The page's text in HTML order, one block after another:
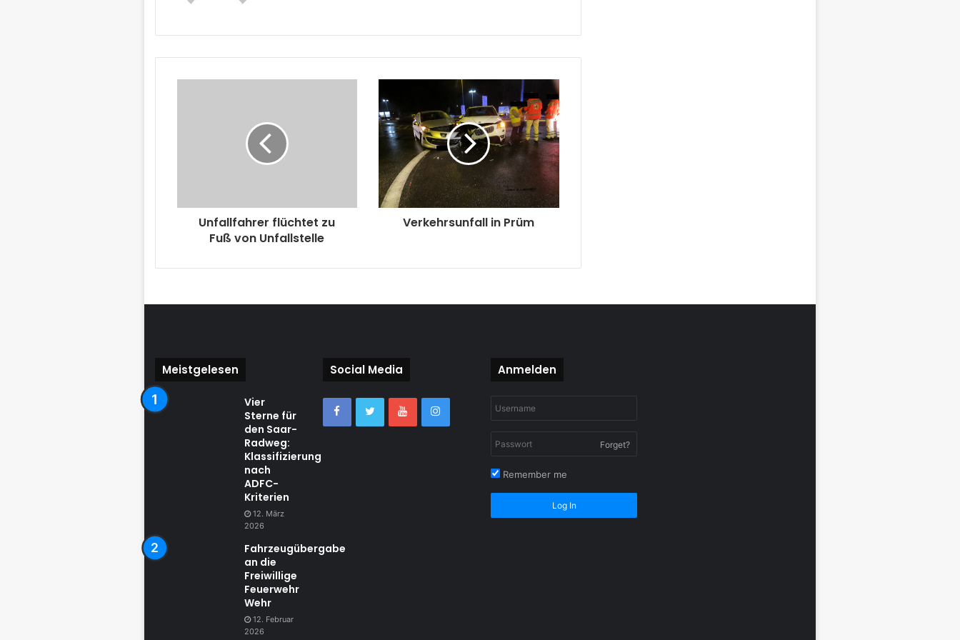
Unfallfahrer flüchtet zu
Fuß von Unfallstelle
Verkehrsunfall in Prüm
Meistgelesen
Vier
Sterne für
den Saar-
Radweg:
Klassifizierung
nach
ADFC-
Kriterien
12. März
2026
Fahrzeugübergabe
an die
Freiwillige
Feuerwehr
Wehr
12. Februar
2026
Social Media Anmelden
Forget?
Remember me
Log In